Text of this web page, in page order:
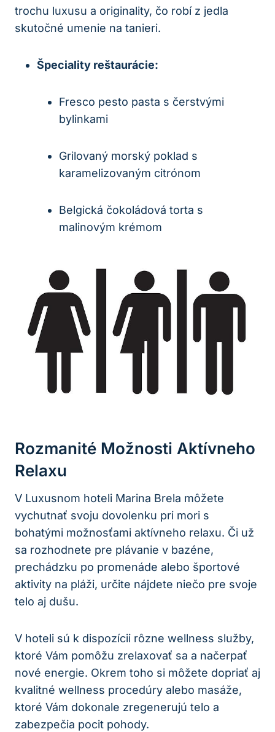
trochu luxusu a originality, čo robí z jedla
skutočné umenie na tanieri.
Špeciality reštaurácie:
Fresco pesto pasta s čerstvými
bylinkami
Grilovaný morský poklad s
karamelizovaným citrónom
Belgická čokoládová torta s
malinovým krémom
Rozmanité Možnosti Aktívneho
Relaxu
V Luxusnom hoteli Marina Brela môžete
vychutnať svoju dovolenku pri mori s
bohatými možnosťami aktívneho relaxu. Či už
sa rozhodnete pre plávanie v bazéne,
prechádzku po promenáde alebo športové
aktivity na pláži, určite nájdete niečo pre svoje
telo aj dušu.
V hoteli sú k dispozícii rôzne wellness služby,
ktoré Vám pomôžu zrelaxovať sa a načerpať
nové energie. Okrem toho si môžete dopriať aj
kvalitné wellness procedúry alebo masáže,
ktoré Vám dokonale zregenerujú telo a
zabezpečia pocit pohody.